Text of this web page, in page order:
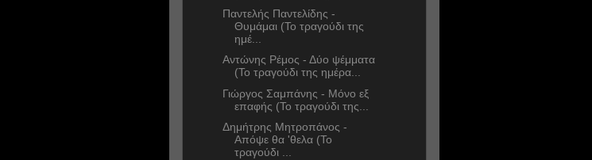
Παντελής Παντελίδης -
Θυμάμαι (Το τραγούδι της
ημέ...
Αντώνης Ρέμος - Δύο ψέμματα
(Το τραγούδι της ημέρα...
Γιώργος Σαμπάνης - Μόνο εξ
επαφής (Το τραγούδι της...
Δημήτρης Μητροπάνος -
Απόψε θα 'θελα (Το
τραγούδι ...